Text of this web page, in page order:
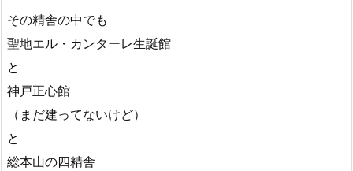
その精舎の中でも
聖地エル・カンターレ生誕館
と
神戸正心館
（まだ建ってないけど）
と
総本山の四精舎